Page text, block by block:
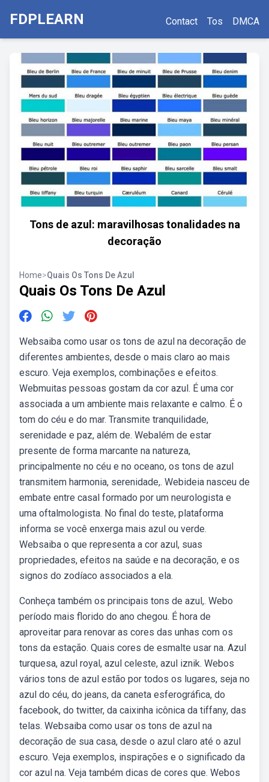
FDPLEARN Contact Tos DMCA
Tons de azul: maravilhosas tonalidades na
decoração
Home>Quais Os Tons De Azul
Quais Os Tons De Azul
Websaiba como usar os tons de azul na decoração de
diferentes ambientes, desde o mais claro ao mais
escuro. Veja exemplos, combinações e efeitos.
Webmuitas pessoas gostam da cor azul. É uma cor
associada a um ambiente mais relaxante e calmo. É o
tom do céu e do mar. Transmite tranquilidade,
serenidade e paz, além de. Webalém de estar
presente de forma marcante na natureza,
principalmente no céu e no oceano, os tons de azul
transmitem harmonia, serenidade,. Webideia nasceu de
embate entre casal formado por um neurologista e
uma oftalmologista. No final do teste, plataforma
informa se você enxerga mais azul ou verde.
Websaiba o que representa a cor azul, suas
propriedades, efeitos na saúde e na decoração, e os
signos do zodíaco associados a ela.
Conheça também os principais tons de azul,. Webo
período mais florido do ano chegou. É hora de
aproveitar para renovar as cores das unhas com os
tons da estação. Quais cores de esmalte usar na. Azul
turquesa, azul royal, azul celeste, azul iznik. Webos
vários tons de azul estão por todos os lugares, seja no
azul do céu, do jeans, da caneta esferográfica, do
facebook, do twitter, da caixinha icônica da tiffany, das
telas. Websaiba como usar os tons de azul na
decoração de sua casa, desde o azul claro até o azul
escuro. Veja exemplos, inspirações e o significado da
cor azul na. Veja também dicas de cores que. Webos